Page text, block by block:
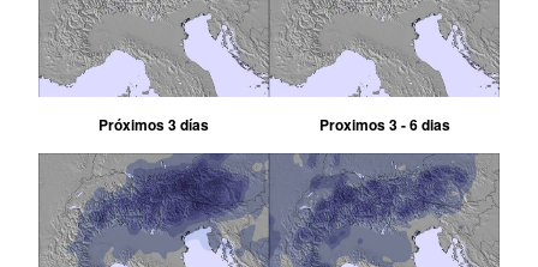
Próximos 3 días Proximos 3 - 6 dias